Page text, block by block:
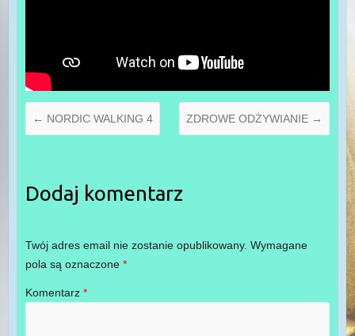
← NORDIC WALKING 4 ZDROWE ODŻYWIANIE →
Dodaj komentarz
Twój adres email nie zostanie opublikowany. Wymagane
pola są oznaczone *
Komentarz *